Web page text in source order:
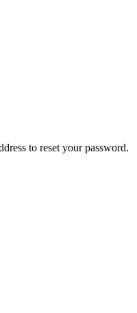
to reset your password.